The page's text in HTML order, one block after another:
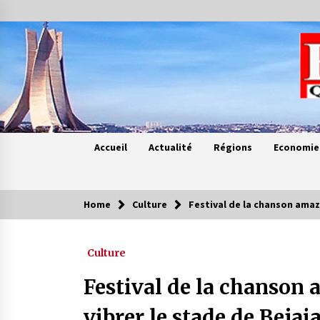
to
content
Accueil Actualité Régions Economie
Contes de chez nous
4 ans ago
Home Culture Festival de la chanson
Culture
Festival de la chanson